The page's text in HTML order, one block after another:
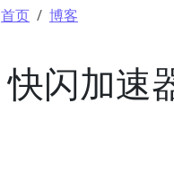
面包屑
首页 博客
快闪加速